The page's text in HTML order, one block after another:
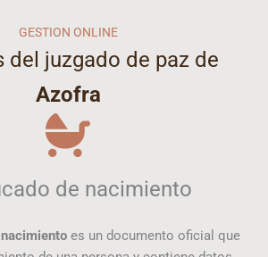
GESTION ONLINE
del juzgado de paz de
Azofra
de nacimiento
es un documento oficial que